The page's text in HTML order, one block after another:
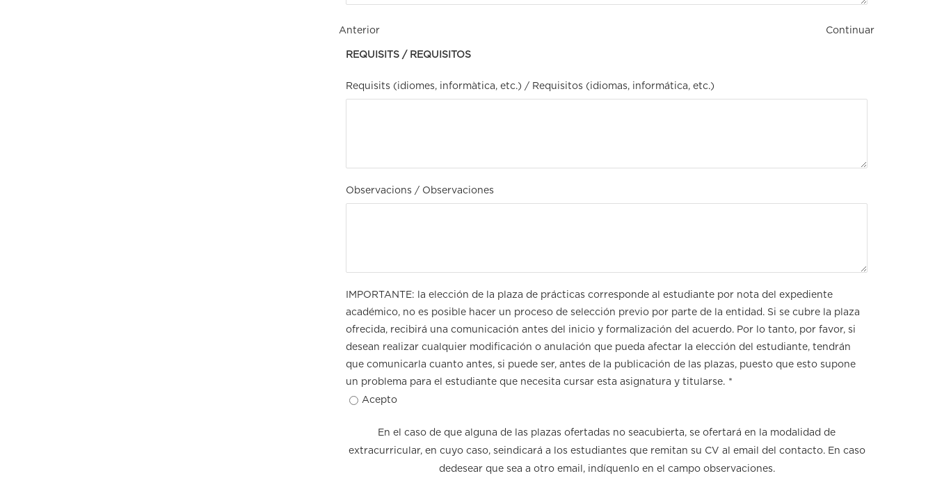
Anterior Continuar
REQUISITS / REQUISITOS
Requisits (idiomes, informàtica, etc.) / Requisitos (idiomas, informática, etc.)
Observacions / Observaciones
IMPORTANTE: la elección de la plaza de prácticas corresponde al estudiante por nota del expediente
académico, no es posible hacer un proceso de selección previo por parte de la entidad. Si se cubre la plaza
ofrecida, recibirá una comunicación antes del inicio y formalización del acuerdo. Por lo tanto, por favor, si
desean realizar cualquier modificación o anulación que pueda afectar la elección del estudiante, tendrán
que comunicarla cuanto antes, si puede ser, antes de la publicación de las plazas, puesto que esto supone
un problema para el estudiante que necesita cursar esta asignatura y titularse. *
Acepto
En el caso de que alguna de las plazas ofertadas no seacubierta, se ofertará en la modalidad de
extracurricular, en cuyo caso, seindicará a los estudiantes que remitan su CV al email del contacto. En caso
dedesear que sea a otro email, indíquenlo en el campo observaciones.